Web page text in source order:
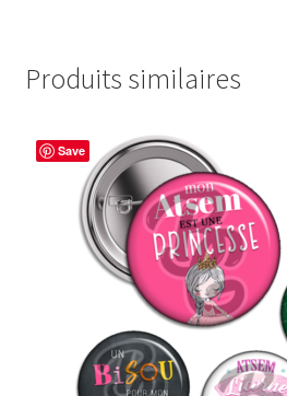
Produits similaires
Save